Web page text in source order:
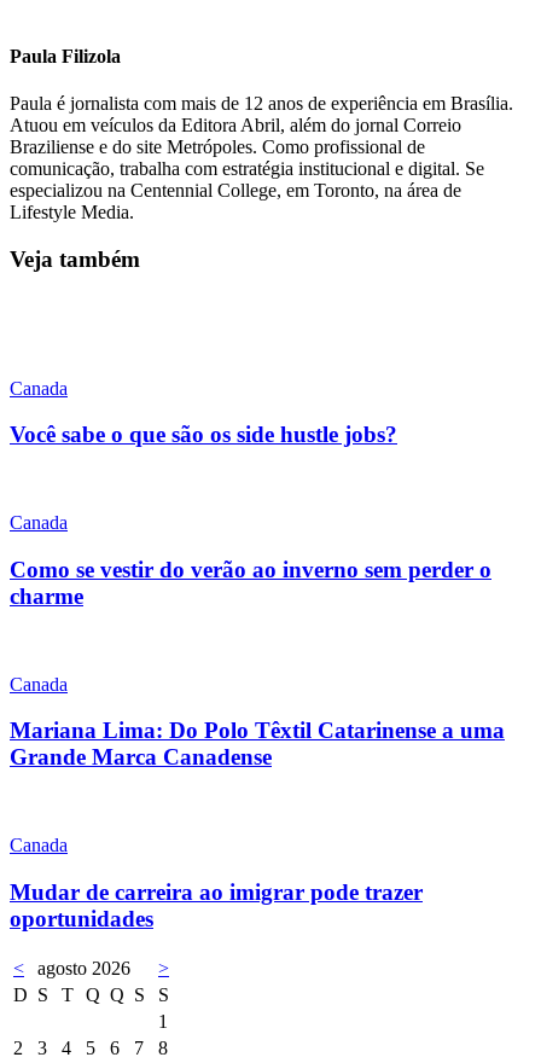
Paula Filizola
Paula é jornalista com mais de 12 anos de experiência em Brasília.
Atuou em veículos da Editora Abril, além do jornal Correio
Braziliense e do site Metrópoles. Como profissional de
comunicação, trabalha com estratégia institucional e digital. Se
especializou na Centennial College, em Toronto, na área de
Lifestyle Media.
Veja também
Canada
Você sabe o que são os side hustle jobs?
Canada
Como se vestir do verão ao inverno sem perder o
charme
Canada
Mariana Lima: Do Polo Têxtil Catarinense a uma
Grande Marca Canadense
Canada
Mudar de carreira ao imigrar pode trazer
oportunidades
< agosto 2026
>
D S T Q Q S
S
1
2
3 4 5 6 7
8